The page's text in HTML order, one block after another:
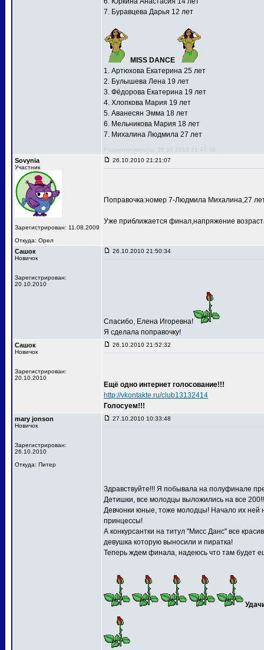
7. Буравцева Дарья 12 лет
MISS DANCE
1. Артюхова Екатерина 25 лет
2. Булышева Лена 19 лет
3. Фёдорова Екатерина 19 лет
4. Хлопкова Мария 19 лет
5. Аванесян Эмма 18 лет
6. Мельникова Мария 18 лет
7. Михалина Людмила 27 лет
Редактировалось: 26.10.2010 21:47:36
Sovynia
Участник
Зарегистрирован: 11.08.2009
Откуда: Орел
26.10.2010 21:21:07
Поправочка:номер 7-Людмила Михалина,27
Уже приближается финал,напряжение
Сашок
Новичок
Зарегистрирован:
20.10.2010
26.10.2010 21:50:34
Спасибо, Елена Игоревна!
Я сделала поправочку!
Сашок
Новичок
Зарегистрирован:
20.10.2010
26.10.2010 21:52:32
Ещё одно интернет голосование!!!
http://vkontakte.ru/club13132414
Голосуем!!!
mary jonson
Новичок
Зарегистрирован:
26.10.2010
Откуда: Питер
27.10.2010 10:33:48
Здравствуйте!!! Я побывала на полуфинале
Детишки, все молодцы выложились на все
Девчонки юные, тоже молодцы! Начало их ней
принцессы!
А конкурсантки на титул "Мисс Данс" все
девушка которую выносили и пиратка!
Теперь ждем финала, надеюсь что там будет